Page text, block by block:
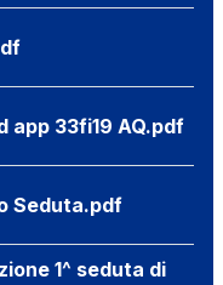
app 33fi19 AQ.pdf
Seduta.pdf
1^ seduta di